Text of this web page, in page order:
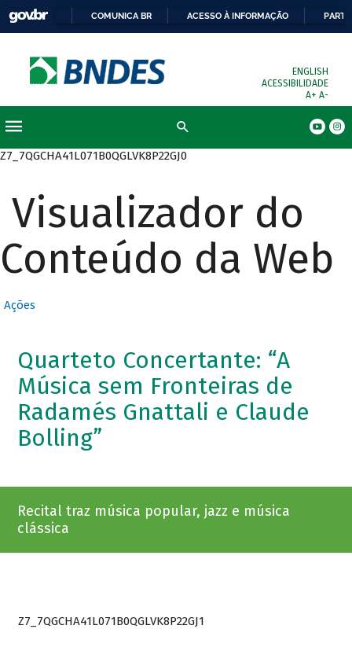
COMUNICA BR ACESSO À INFORMAÇÃO
ENGLISH
ACESSIBILIDADE
A+ A-
Z7_7QGCHA41L071B0QGLVK8P22GJ0
Visualizador do
Conteúdo da Web
Ações
Quarteto Concertante: “A
Música sem Fronteiras de
Radamés Gnattali e Claude
Bolling”
Recital traz música popular, jazz e música
clássica
Z7_7QGCHA41L071B0QGLVK8P22GJ1